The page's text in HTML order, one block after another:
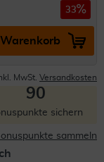
33
Warenkorb
MwSt. Versandkosten
90
sichern
sammeln